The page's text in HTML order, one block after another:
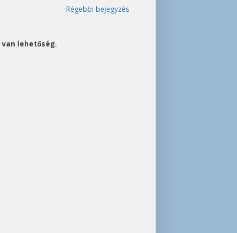
Régebbi bejegyzés
van lehetőség.